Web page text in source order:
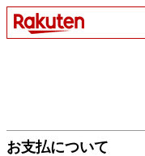
お支払について